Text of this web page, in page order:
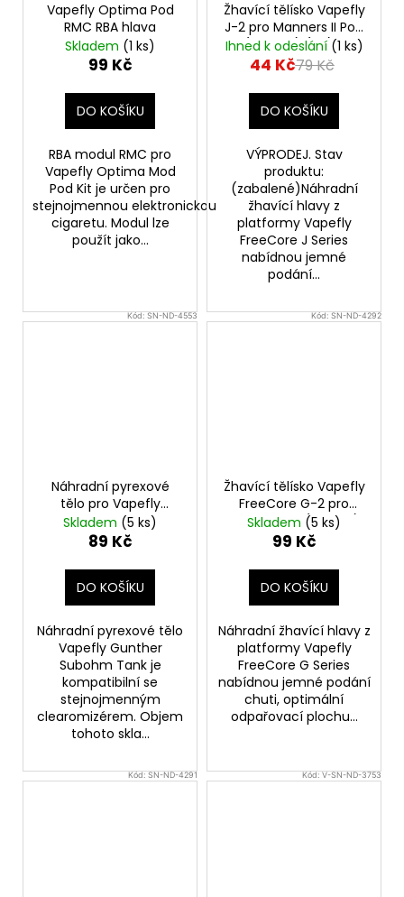
Vapefly Optima Pod
RMC RBA hlava
Skladem (1 ks)
99 Kč
DO KOŠÍKU
RBA modul RMC pro
Vapefly Optima Mod
Pod Kit je určen pro
stejnojmennou elektronickou
cigaretu. Modul lze
použít jako...
Žhavící tělísko Vapefly
J-2 pro Manners II Pod
(1,4ohm) (1ks) -
VÝPRODEJ.
Ihned k odeslání (1 ks)
44 Kč79 Kč
DO KOŠÍKU
VÝPRODEJ. Stav
produktu:
(zabalené)Náhradní
žhavící hlavy z
platformy Vapefly
FreeCore J Series
nabídnou jemné
podání...
Kód:SN-ND-4553
Náhradní pyrexové
tělo pro Vapefly
Gunther Subohm Tank
(3,5ml)
Skladem (5 ks)
89 Kč
DO KOŠÍKU
Náhradní pyrexové tělo
Vapefly Gunther
Subohm Tank je
kompatibilní se
stejnojmenným
clearomizérem. Objem
tohoto skla...
Kód:SN-ND-4292
Žhavící tělísko Vapefly
FreeCore G-2 pro
Galaxies Air (1,2ohm)
(1ks)
Skladem (5 ks)
99 Kč
DO KOŠÍKU
Náhradní žhavící hlavy z
platformy Vapefly
FreeCore G Series
nabídnou jemné podání
chuti, optimální
odpařovací plochu...
Kód: SN-ND-4291 Kód: V-SN-ND-3753